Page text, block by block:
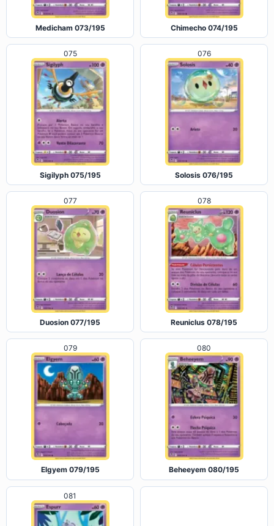
Medicham 073/195 Chimecho 074/195
075
Sigilyph 075/195
076
Solosis 076/195
077
Duosion 077/195
078
Reuniclus 078/195
079
Elgyem 079/195
080
Beheeyem 080/195
081